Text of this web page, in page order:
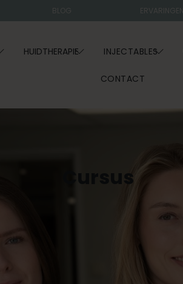
BLOG ERVARINGEN
HUIDTHERAPIE INJECTABLES
CONTACT
Cursus